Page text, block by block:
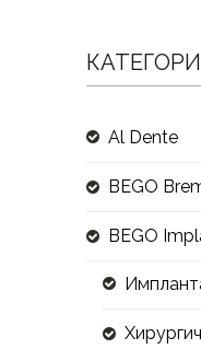
Al Dente
BEGO
BEGO